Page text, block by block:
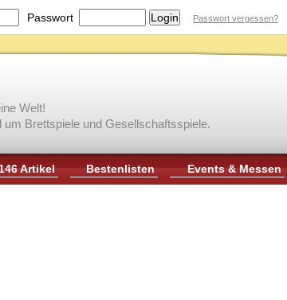
Passwort Passwort vergessen?
Welt!
um Brettspiele und Gesellschaftsspiele.
Artikel Bestenlisten Events & Messen